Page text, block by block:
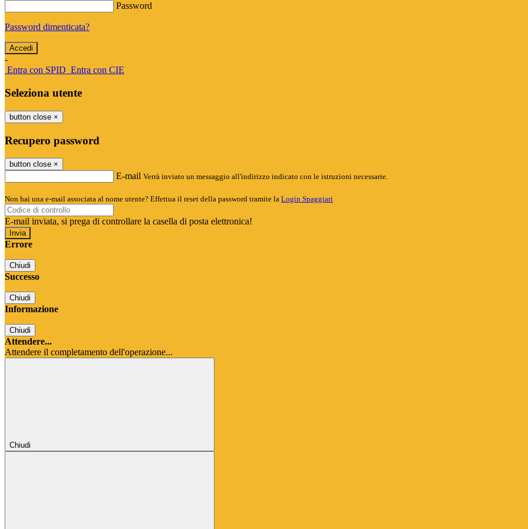
Password
Password dimenticata?
-
Entra con SPID Entra con CIE
Seleziona utente
button close ×
Recupero password
button close ×
E-mail Verrà inviato un messaggio all'indirizzo indicato con le istruzioni necessarie.
Non hai una e-mail associata al nome utente? Effettua il reset della password tramite la Login Spaggiari
E-mail inviata, si prega di controllare la casella di posta elettronica!
Errore
Chiudi
Successo
Chiudi
Informazione
Chiudi
Attendere...
Attendere il completamento dell'operazione...
Chiudi